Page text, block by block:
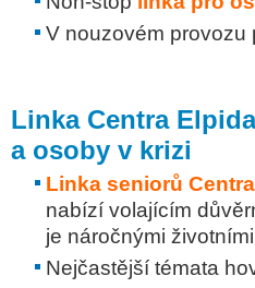
V nouzovém provozu
Linka Centra
a osoby v krizi
Linka seniorů
nabízí volajícím
je náročnými
Nejčastější témata